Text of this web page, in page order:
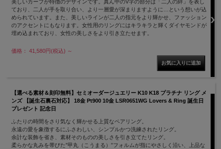
美しいカーブが特徴のデザインです。真ん中のV字の部分は「二人の絆」を表し
ており、二人が手を取り合い、より一層愛が深まりますように…という想いが込
められています。また、美しいラインが二人の指元をより輝かせ、ファッション
のアクセントにもなります。女性用のリングにはキラキラと輝くダイヤモンドが
埋め込まれており、女性の美しさをより引き立たせます。
価格： 41,580円(税込) ～
【選べる素材＆刻印無料】セミオーダージュエリー K10 K18 プラチナ リング メ
ンズ 【誕生石裏石対応】 18金 Pt900 10金 LSR0651WG Lovers & Ring 誕生日
プレゼント 記念日
ふたりの時間をさり気なく輝かせる上質なペアリング。
永遠の愛を象徴するにふさわしい、シンプルかつ洗練されたリング。
余計な装飾を省き、素材そのものの美しさを引き立てたリング。
柔らかな丸みを帯びた”甲丸（こうまる）”フォルムが指にやさしく沿い、上品な